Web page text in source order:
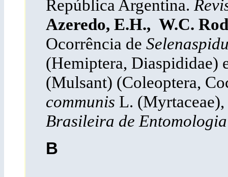
República Argentina.
Azeredo, E.H., W.C.
Ocorrência de
(Hemiptera, Diaspididae)
(Mulsant) (Coleoptera,
communis L.
Brasileira de Entomologia
B